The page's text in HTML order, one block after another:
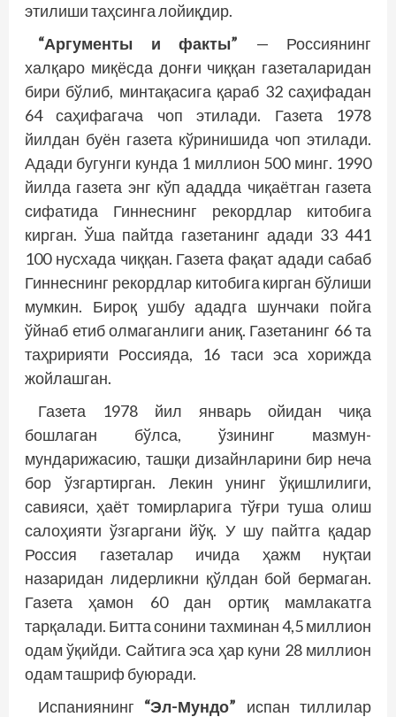
этилиши таҳсинга лойиқдир.
“Аргументы и факты” — Россиянинг
халқаро миқёсда донғи чиққан газеталаридан
бири бўлиб, минтақасига қараб 32 саҳифадан
64 саҳифагача чоп этилади. Газета 1978
йилдан буён газета кўринишида чоп этилади.
Адади бугунги кунда 1 миллион 500 минг. 1990
йилда газета энг кўп ададда чиқаётган газета
сифатида Гиннеснинг рекордлар китобига
кирган. Ўша пайтда газетанинг адади 33 441
100 нусхада чиққан. Газета фақат адади сабаб
Гиннеснинг рекордлар китобига кирган бўлиши
мумкин. Бироқ ушбу ададга шунчаки пойга
ўйнаб етиб олмаганлиги аниқ. Газетанинг 66 та
таҳририяти Рос­сияда, 16 таси эса хорижда
жойлашган.
Газета 1978 йил январь ойидан чиқа
бошлаган бўлса, ўзининг мазмун-
мундарижасию, ташқи дизайнларини бир неча
бор ўзгартирган. Лекин унинг ўқишлилиги,
савияси, ҳаёт томирларига тўғри туша олиш
салоҳияти ўзгаргани йўқ. У шу пайтга қадар
Россия газеталар ичида ҳажм нуқтаи
назаридан лидерликни қўлдан бой бермаган.
Газета ҳамон 60 дан ортиқ мамлакатга
тарқалади. Битта сонини тахминан 4,5 миллион
одам ўқийди. Сайтига эса ҳар куни 28 миллион
одам ташриф буюради.
Испаниянинг “Эл-Мундо” испан тиллилар